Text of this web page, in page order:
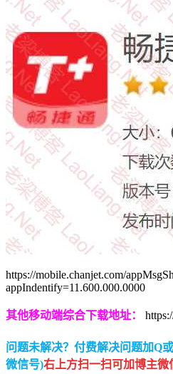
https://mobile.chanjet.com/
appIndentify=11.600.000.0000
其他移动端综合下载地址：
问题未解决？付费解决问题加Q
微信号)右上方扫一扫可加博主微